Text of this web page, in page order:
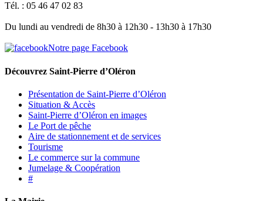
Tél. : 05 46 47 02 83
Du lundi au vendredi de 8h30 à 12h30 - 13h30 à 17h30
Notre page Facebook
Découvrez Saint-Pierre d’Oléron
Présentation de Saint-Pierre d’Oléron
Situation & Accès
Saint-Pierre d’Oléron en images
Le Port de pêche
Aire de stationnement et de services
Tourisme
Le commerce sur la commune
Jumelage & Coopération
#